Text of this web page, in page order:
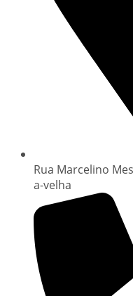
Rua Marcelino
a-velha